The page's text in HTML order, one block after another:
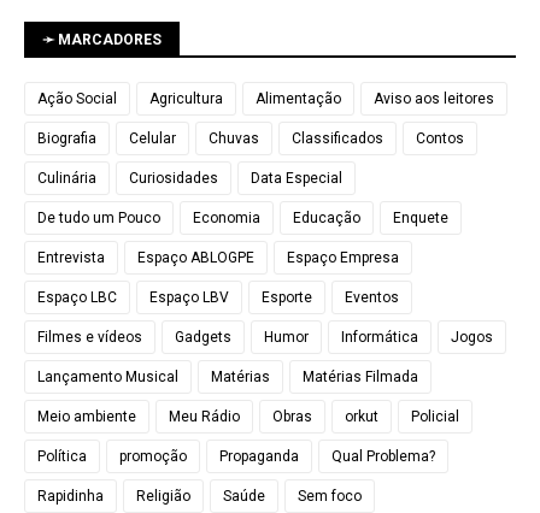
➛ MARCADORES
Ação Social Agricultura Alimentação Aviso aos leitores
Biografia Celular Chuvas Classificados Contos
Culinária Curiosidades Data Especial
De tudo um Pouco Economia Educação Enquete
Entrevista Espaço ABLOGPE Espaço Empresa
Espaço LBC Espaço LBV Esporte Eventos
Filmes e vídeos Gadgets Humor Informática Jogos
Lançamento Musical Matérias Matérias Filmada
Meio ambiente Meu Rádio Obras orkut Policial
Política promoção Propaganda Qual Problema?
Rapidinha Religião Saúde Sem foco